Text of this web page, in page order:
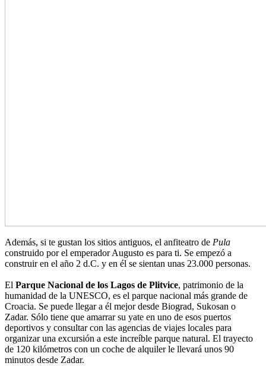
Además, si te gustan los sitios antiguos, el anfiteatro de Pula
construido por el emperador Augusto es para ti. Se empezó a
construir en el año 2 d.C. y en él se sientan unas 23.000 personas.
El Parque Nacional de los Lagos de Plitvice, patrimonio de la
humanidad de la UNESCO, es el parque nacional más grande de
Croacia. Se puede llegar a él mejor desde Biograd, Sukosan o
Zadar. Sólo tiene que amarrar su yate en uno de esos puertos
deportivos y consultar con las agencias de viajes locales para
organizar una excursión a este increíble parque natural. El trayecto
de 120 kilómetros con un coche de alquiler le llevará unos 90
minutos desde Zadar.